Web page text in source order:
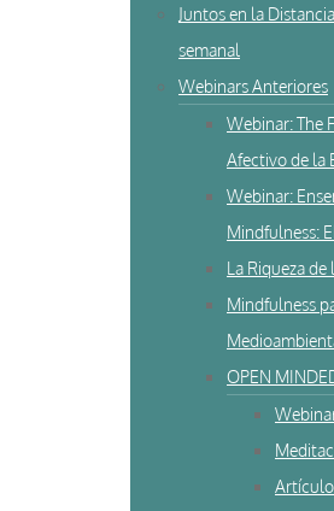
Juntos en la
semanal
Webinars Anteriores
Webinar: The
Afectivo de la
Webinar:
Mindfulness:
La Riqueza
Mindfulness
OPEN